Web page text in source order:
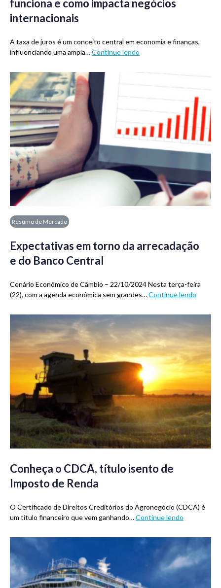
funciona e como impacta negócios
internacionais
A taxa de juros é um conceito central em economia e finanças,
influenciando uma ampla…Continue lendo
Resumo de Mercado
Expectativas em torno da arrecadação
e do Banco Central
Cenário Econômico de Câmbio – 22/10/2024 Nesta terça-feira
(22), com a agenda econômica sem grandes…Continue lendo
Conheça o CDCA, título isento de
Imposto de Renda
O Certificado de Direitos Creditórios do Agronegócio (CDCA) é
um título financeiro que vem ganhando…Continue lendo